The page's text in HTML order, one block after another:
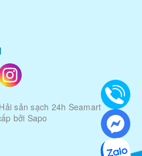
Hải sản sạch 24h Seamart
|bởi Sapo